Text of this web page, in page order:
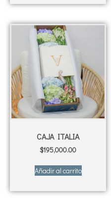
CAJA ITALIA
$195,000.00
Añadir al carrito